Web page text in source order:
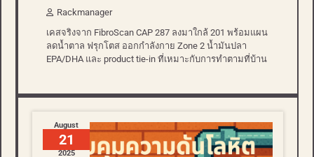
Rackmanager
เคสจริงจาก FibroScan CAP 287 ลงมาใกล้ 201 พร้อมแผน
ลดน้ำตาล ฟรุกโตส ออกกำลังกาย Zone 2 น้ำมันปลา
EPA/DHA และ product tie-in ที่เหมาะกับการทำตามที่บ้าน
August
21
2025